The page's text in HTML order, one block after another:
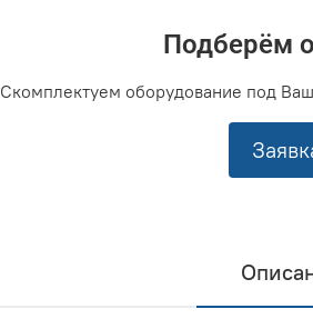
Подберём
Скомплектуем оборудование под